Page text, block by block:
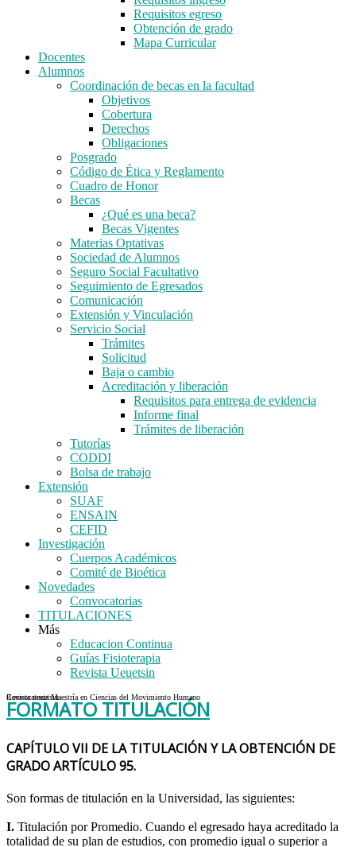
Requisitos egreso
Obtención de grado
Mapa Curricular
Docentes
Alumnos
Coordinación de becas en la facultad
Objetivos
Cobertura
Derechos
Obligaciones
Posgrado
Código de Ética y Reglamento
Cuadro de Honor
Becas
¿Qué es una beca?
Becas Vigentes
Materias Optativas
Sociedad de Alumnos
Seguro Social Facultativo
Seguimiento de Egresados
Comunicación
Extensión y Vinculación
Servicio Social
Trámites
Solicitud
Baja o cambio
Acreditación y liberación
Requisitos para entrega de evidencia
Informe final
Trámites de liberación
Tutorías
CODDI
Bolsa de trabajo
Extensión
SUAF
ENSAIN
CEFID
Investigación
Cuerpos Académicos
Comité de Bioética
Novedades
Convocatorias
TITULACIONES
Más
Educacion Continua
Guías Fisioterapia
Revista Ueuetsin
Convocatoria Maestría en Ciencias del Movimiento Humano
Revista ueuetsin
FORMATO TITULACIÓN
CAPÍTULO VII DE LA TITULACIÓN Y LA OBTENCIÓN DE
GRADO ARTÍCULO 95.
Son formas de titulación en la Universidad, las siguientes:
I. Titulación por Promedio. Cuando el egresado haya acreditado la
totalidad de su plan de estudios, con promedio igual o superior a